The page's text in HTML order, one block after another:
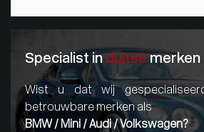
Specialist in duitsemerken
Wist u dat wij
betrouwbare merken als
BMW / Mini / Audi / Volkswagen?